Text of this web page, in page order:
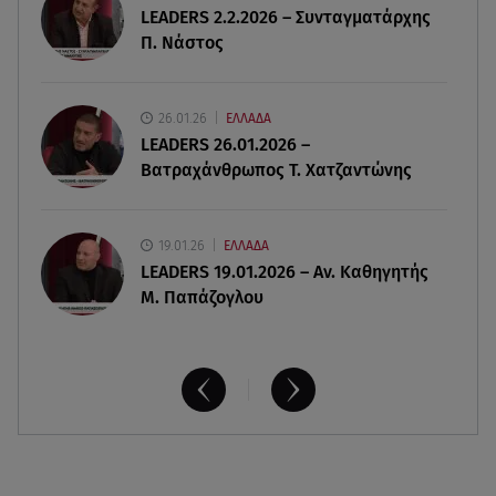
κοντά σε ηλικία συνταξιοδότησης
Σημάδια που φανερώνουν διαίσθηση και ότι
ξέρεις να «διαβάζεις» ανθρώπους
LEADERS 2.2.2026 – Συνταγματάρχης
Π. Νάστος
26.01.26 ΕΛΛΑΔΑ
LEADERS 26.01.2026 –
Βατραχάνθρωπος Τ. Χατζαντώνης
19.01.26 ΕΛΛΑΔΑ
LEADERS 19.01.2026 – Αν. Καθηγητής
Μ. Παπάζογλου